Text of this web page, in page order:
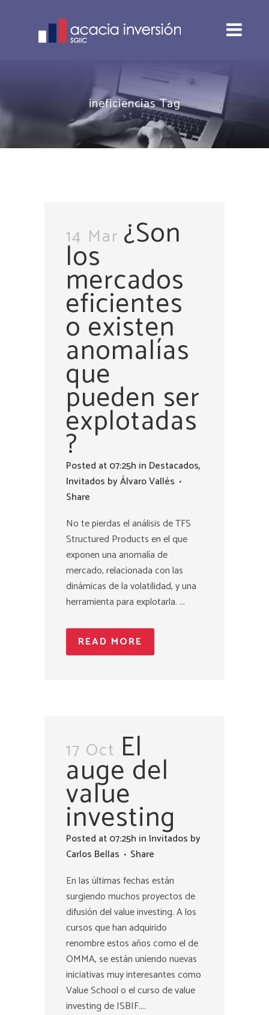
ineficiencias Tag
14 Mar ¿Son
los
mercados
eficientes
o existen
anomalías
que
pueden ser
explotadas
?
Posted at 07:25h in Destacados,
Invitados byÁlvaro Vallés
Share
No te pierdas el análisis de TFS
Structured Products en el que
exponen una anomalía de
mercado, relacionada con las
dinámicas de la volatilidad, y una
herramienta para explotarla. ...
READ MORE
17 Oct El
auge del
value
investing
Posted at 07:25h in Invitados by
Carlos Bellas
Share
En las últimas fechas están
surgiendo muchos proyectos de
difusión del value investing. A los
cursos que han adquirido
renombre estos años como el de
OMMA, se están uniendo nuevas
iniciativas muy interesantes como
Value School o el curso de value
investing de ISBIF....